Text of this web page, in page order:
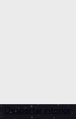
, Despertar interior,